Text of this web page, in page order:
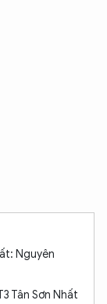
Nguyên
Tân Sơn Nhất